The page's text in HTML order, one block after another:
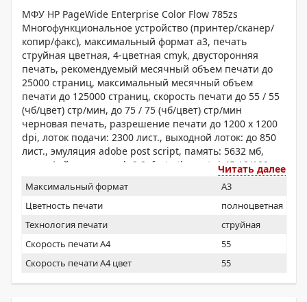
МФУ HP PageWide Enterprise Color Flow 785zs
Многофункциональное устройство (принтер/сканер/
копир/факс), максимальный формат a3, печать
струйная цветная, 4-цветная cmyk, двусторонняя
печать, рекомендуемый месячный объем печати до
25000 страниц, максимальный месячный объем
печати до 125000 страниц, скорость печати до 55 / 55
(чб/цвет) стр/мин, до 75 / 75 (чб/цвет) стр/мин
черновая печать, разрешение печати до 1200 x 1200
dpi, лоток подачи: 2300 лист., выходной лоток: до 850
лист., эмуляция adobe post script, память: 5632 мб,
интерфейсы: порт usb 2.0; fast ethernet rj-45 10/100
base-tx, wifi 802.11n 2,4/5 ггц; порт факса, сенсорный
жк-дисплей, устройство автоподачи оригиналов
Читать далее
Максимальный формат
A3
Цветность печати
полноцветная
Технология печати
струйная
Скорость печати А4
55
Скорость печати А4 цвет
55